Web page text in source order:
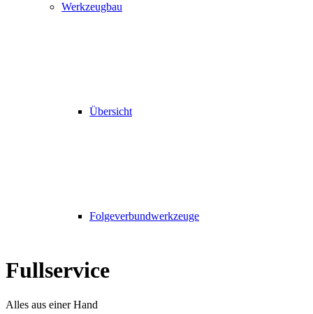
Werkzeugbau
Übersicht
Folgeverbundwerkzeuge
Fullservice
Alles aus einer Hand